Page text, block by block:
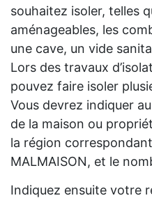
souhaitez isoler, telles
aménageables, les
une cave, un vide
Lors des travaux
pouvez faire isoler
Vous devrez indiquer
de la maison ou
la région
MALMAISON, et le
Indiquez ensuite votre